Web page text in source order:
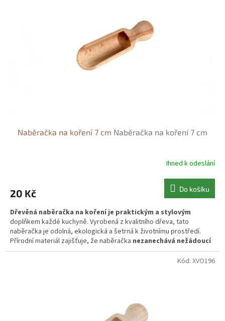
Naběračka na koření 7 cm Naběračka na koření 7 cm
Ihned k odeslání
20 Kč Do košíku
Dřevěná naběračka na koření je praktickým a stylovým
doplňkem každé kuchyně. Vyrobená z kvalitního dřeva, tato
naběračka je odolná, ekologická a šetrná k životnímu prostředí.
Přírodní materiál zajišťuje, že naběračka nezanechává nežádoucí
pachy nebo chemikálie v koření,
Kód: XVO196